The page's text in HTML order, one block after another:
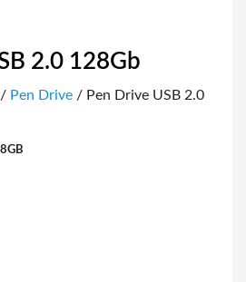
2.0 128Gb
/ Pen Drive / Pen Drive USB 2.0